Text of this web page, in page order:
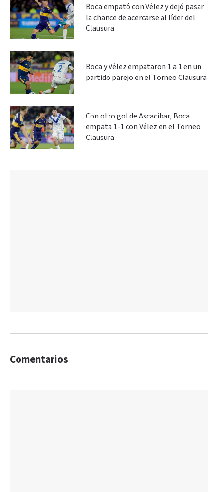
Boca empató con Vélez y dejó pasar
la chance de acercarse al líder del
Clausura
Boca y Vélez empataron 1 a 1 en un
partido parejo en el Torneo Clausura
Con otro gol de Ascacíbar, Boca
empata 1-1 con Vélez en el Torneo
Clausura
Comentarios